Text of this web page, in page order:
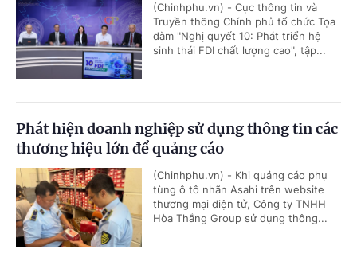
(Chinhphu.vn) - Cục thông tin và
Truyền thông Chính phủ tổ chức Tọa
đàm "Nghị quyết 10: Phát triển hệ
sinh thái FDI chất lượng cao", tập...
Phát hiện doanh nghiệp sử dụng thông tin các
thương hiệu lớn để quảng cáo
(Chinhphu.vn) - Khi quảng cáo phụ
tùng ô tô nhãn Asahi trên website
thương mại điện tử, Công ty TNHH
Hòa Thắng Group sử dụng thông...